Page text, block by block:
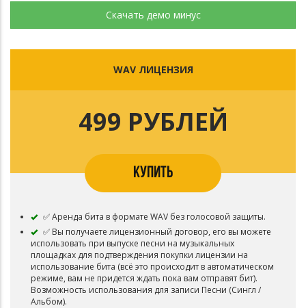
Скачать демо минус
WAV ЛИЦЕНЗИЯ
499 РУБЛЕЙ
КУПИТЬ
✅ Аренда бита в формате WAV без голосовой защиты.
✅ Вы получаете лицензионный договор, его вы можете
использовать при выпуске песни на музыкальных
площадках для подтверждения покупки лицензии на
использование бита (всё это происходит в автоматическом
режиме, вам не придется ждать пока вам отправят бит).
Возможность использования для записи Песни (Сингл /
Альбом).